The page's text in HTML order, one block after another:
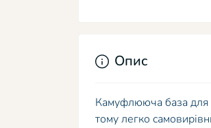
Опис
Камуфлююча база для
тому легко